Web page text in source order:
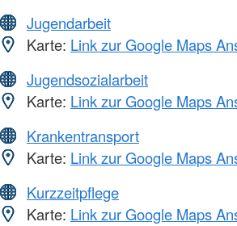
Jugendarbeit
Karte: Link zur Google Maps
Jugendsozialarbeit
Karte: Link zur Google Maps
Krankentransport
Karte: Link zur Google Maps
Kurzzeitpflege
Karte: Link zur Google Maps